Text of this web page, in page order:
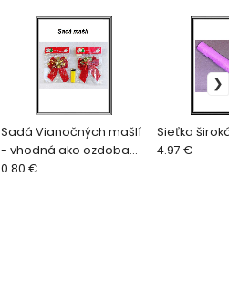
Sadá Vianočných mašlí
- vhodná ako ozdoba
na stromček - Stromček
0.80 €
Sieťka široká
4.97 €